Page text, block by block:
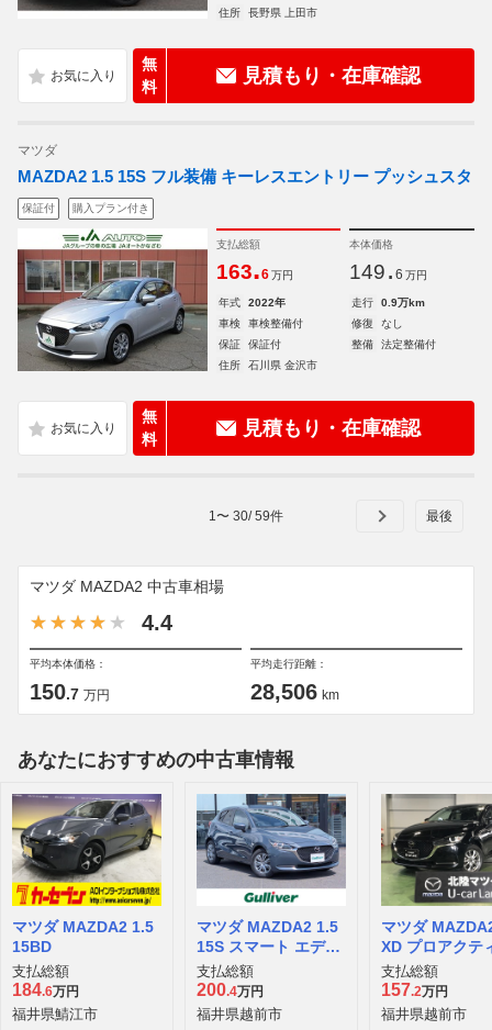
住所 長野県 上田市
無
料
見積もり・在庫確認
マツダ
MAZDA2 1.5 15S フル装備 キーレスエントリー プッシュスタ
保証付 購入プラン付き
支払総額
163.6 万円
本体価格
149. 6 万円
年式 2022年 走行
0.9万km
車検
車検整備付 修復
なし
保証
保証付 整備
法定整備付
住所
石川県 金沢市
無
料
見積もり・在庫確認
1 〜 30/59件
マツダ MAZDA2 中古車相場
4.4
平均本体価格：
150.7 万円
平均走行距離：
28,506 km
あなたにおすすめの中古車情報
マツダ MAZDA2 1.5
15BD
支払総額
184.6万円
福井県鯖江市
マツダ MAZDA2 1.5
15S スマート エディ
ション
支払総額
200.4万円
福井県越前市
マツダ
XD プロアクテ
パッケージ デ
ルターボ 4WD
支払総額
157.2万円
福井県越前市